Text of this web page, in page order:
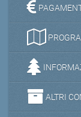
ALTRI